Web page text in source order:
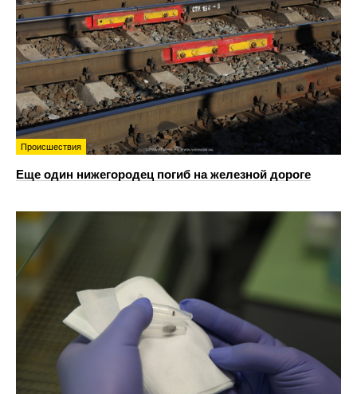
Происшествия
Еще один нижегородец погиб на железной дороге